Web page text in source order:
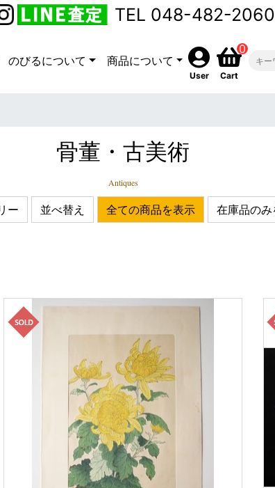
TEL 048-482-2060
のびるについて 商品について
User
0
Cart
骨董・古美術
Antiques
ー 並べ替え 全ての商品を表示 在庫品のみ